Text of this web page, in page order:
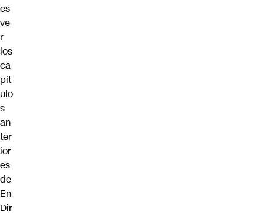
es
ve
r
los
ca
pít
ulo
s
an
ter
ior
es
de
En
Dir